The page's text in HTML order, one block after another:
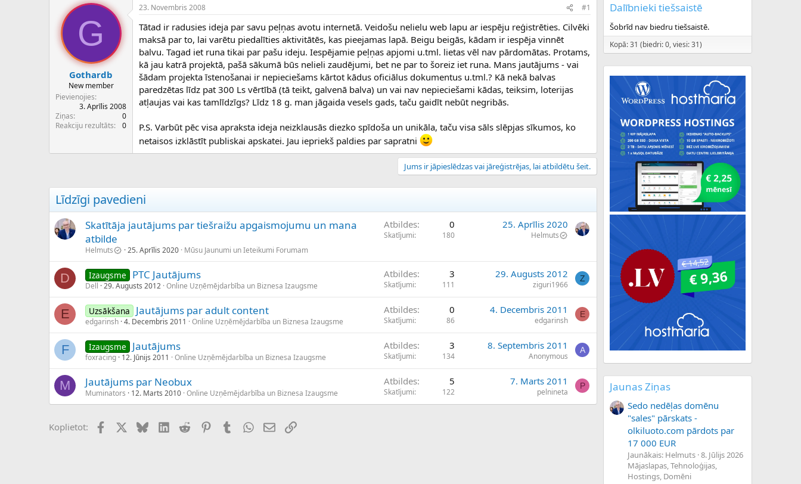
e
d
e
z
s
ā
c
s
k
u
a
t
u
m
s
G
Gothardb
New member
Pievienojies
3. Aprīlis 2008
Ziņas
0
Reakciju rezultāts
0
23. Novembris 2008 #1
Tātad ir radusies ideja par savu peļņas avotu internetā. Veidošu nelielu web lapu ar iespēju reģistrēties. Cilvēki
maksā par to, lai varētu piedalīties aktivitātēs, kas pieejamas lapā. Beigu beigās, kādam ir iespēja vinnēt
balvu. Tagad iet runa tikai par pašu ideju. Iespējamie peļņas apjomi u.tml. lietas vēl nav pārdomātas. Protams,
kā jau katrā projektā, pašā sākumā būs nelieli zaudējumi, bet ne par to šoreiz iet runa. Mans jautājums - vai
šādam projekta īstenošanai ir nepieciešams kārtot kādus oficiālus dokumentus u.tml.? Kā nekā balvas
paredzētas līdz pat 300 Ls vērtībā (tā teikt, galvenā balva) un vai nav nepieciešami kādas, teiksim, loterijas
atļaujas vai kas tamlīdzīgs? Līdz 18 g. man jāgaida vesels gads, taču gaidīt nebūt negribās.
P.S. Varbūt pēc visa apraksta ideja neizklausās diezko spīdoša un unikāla, taču visa sāls slēpjas sīkumos, ko
netaisos izklāstīt publiskai apskatei. Jau iepriekš paldies par sapratni
Jums ir jāpieslēdzas vai jāreģistrējas, lai atbildētu šeit.
Līdzīgi pavedieni
Skatītāja jautājums par tiešraižu apgaismojumu un mana
atbilde
Helmuts 25. Aprīlis 2020 Mūsu Jaunumi un Ieteikumi Forumam
Atbildes 0
Skatījumi 180
25. Aprīlis 2020
Helmuts
D Izaugsme PTC Jautājums
Dell 29. Augusts 2012 Online Uzņēmējdarbība un Biznesa Izaugsme
Atbildes 3
Skatījumi 111
29. Augusts 2012
ziguri1966
Z
E Uzsākšana Jautājums par adult content
edgarinsh 4. Decembris 2011 Online Uzņēmējdarbība un Biznesa Izaugsme
Atbildes 0
Skatījumi 86
4. Decembris 2011
edgarinsh
E
F Izaugsme Jautājums
foxracing 12. Jūnijs 2011 Online Uzņēmējdarbība un Biznesa Izaugsme
Atbildes 3
Skatījumi 134
8. Septembris 2011
Anonymous
A
M Jautājums par Neobux
Muminators 12. Marts 2010 Online Uzņēmējdarbība un Biznesa Izaugsme
Atbildes 5
Skatījumi 122
7. Marts 2011
pelnineta
P
Koplietot: FacebookX (Twitter)
BlueskyLinkedIn
Reddit PinterestTumblrWhatsApp
E-pastsSaiti
Dalībnieki tiešsaistē
Šobrīd nav biedru tiešsaistē.
Kopā: 31 (biedri: 0, viesi: 31)
Jaunas Ziņas
Sedo nedēļas domēnu
"sales" pārskats -
olkiluoto.com pārdots par
17 000 EUR
Jaunākais: Helmuts 8. Jūlijs 2026
Mājaslapas, Tehnoloģijas,
Hostings, Domēni